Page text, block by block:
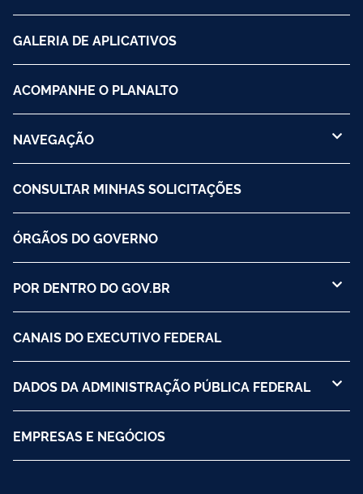
GALERIA DE APLICATIVOS
ACOMPANHE O PLANALTO
NAVEGAÇÃO
CONSULTAR MINHAS SOLICITAÇÕES
ÓRGÃOS DO GOVERNO
POR DENTRO DO GOV.BR
CANAIS DO EXECUTIVO FEDERAL
DADOS DA ADMINISTRAÇÃO PÚBLICA FEDERAL
EMPRESAS E NEGÓCIOS